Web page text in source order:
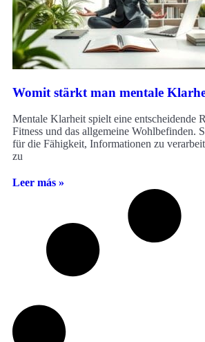
Womit stärkt man mentale
Mentale Klarheit spielt eine entscheidende
Fitness und das allgemeine Wohlbefinden.
für die Fähigkeit, Informationen zu
zu
Leer más »